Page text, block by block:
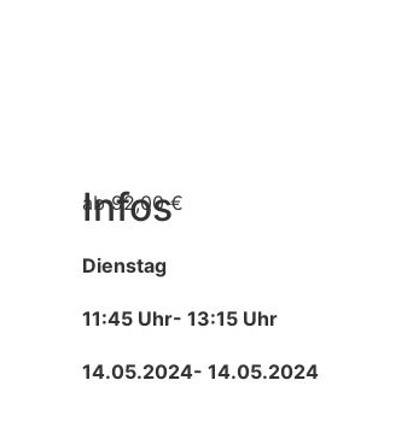
Infos
Dienstag
11:45 Uhr- 13:15 Uhr
14.05.2024- 14.05.2024
ab 92,00 €